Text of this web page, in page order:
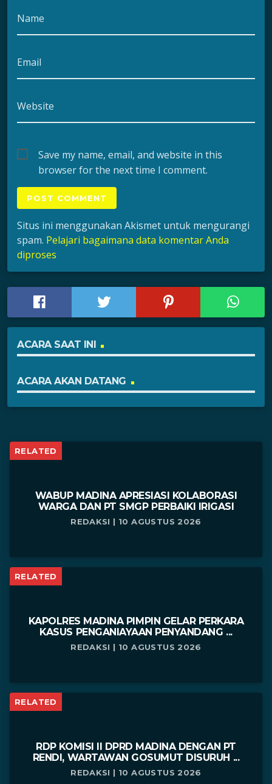
Name
Email
Website
Save my name, email, and website in this
browser for the next time I comment.
Situs ini menggunakan Akismet untuk mengurangi
spam. Pelajari bagaimana data komentar Anda
diproses
ACARA SAAT INI
ACARA AKAN DATANG
RELATED
WABUP MADINA APRESIASI KOLABORASI
WARGA DAN PT SMGP PERBAIKI IRIGASI
REDAKSI | 10 AGUSTUS 2026
RELATED
KAPOLRES MADINA PIMPIN GELAR PERKARA
KASUS PENGANIAYAAN PENYANDANG ...
REDAKSI | 10 AGUSTUS 2026
RELATED
RDP KOMISI II DPRD MADINA DENGAN PT
RENDI, WARTAWAN GOSUMUT DISURUH ...
REDAKSI | 10 AGUSTUS 2026